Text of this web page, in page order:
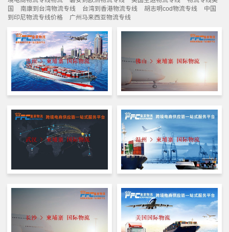
国
南康到台湾物流专线 台湾到香港物流专线 胡志明cod物流专线
中国
到印尼物流专线价格
广州马来西亚物流专线